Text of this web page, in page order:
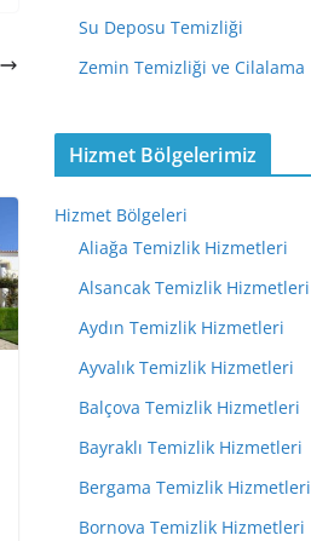
Su Deposu Temizliği
Zemin Temizliği ve Cilalama
Hizmet Bölgelerimiz
Hizmet Bölgeleri
Aliağa Temizlik Hizmetleri
Alsancak Temizlik Hizmetleri
Aydın Temizlik Hizmetleri
Ayvalık Temizlik Hizmetleri
Balçova Temizlik Hizmetleri
Bayraklı Temizlik Hizmetleri
Bergama Temizlik Hizmetleri
Bornova Temizlik Hizmetleri